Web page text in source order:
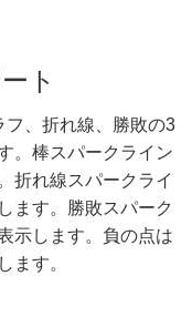
ト
、折れ線、勝敗の3
。棒スパークライン
折れ線スパークライ
ます。勝敗スパーク
示します。負の点は
ます。